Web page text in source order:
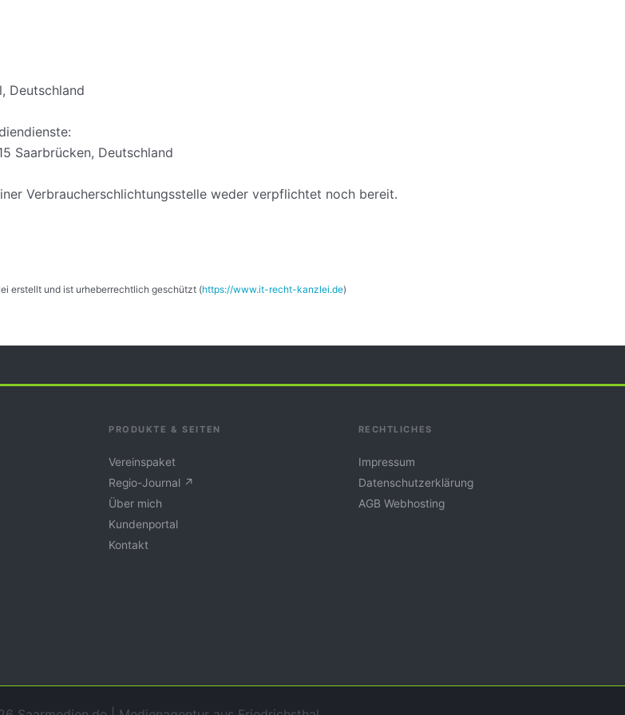
Deutschland
Saarbrücken, Deutschland
Verbraucherschlichtungsstelle weder verpflichtet noch bereit.
erstellt und ist urheberrechtlich geschützt (https://www.it-recht-kanzlei.de)
PRODUKTE & SEITEN
Vereinspaket
Regio-Journal ↗
Über mich
Kundenportal
Kontakt
RECHTLICHES
Impressum
Datenschutzerklärung
AGB Webhosting